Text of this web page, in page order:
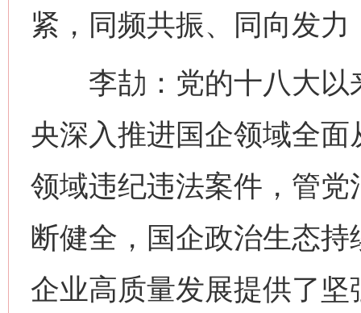
紧，同频共振、同向发
李劼：党的十八大以
央深入推进国企领域全
领域违纪违法案件，管
断健全，国企政治生态
企业高质量发展提供了